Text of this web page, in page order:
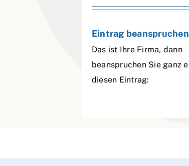
Eintrag
Das ist Ihre Firma, dann
beanspruchen Sie ganz
diesen Eintrag: